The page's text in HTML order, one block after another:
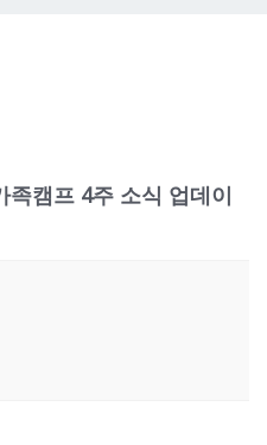
캠프 4주 소식 업데이